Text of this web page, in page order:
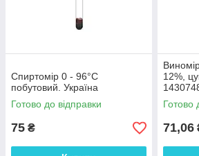
Спиртомір 0 - 96°С
побутовий. Україна
Готово до відправки
75 ₴
12%,
Готово
71,06